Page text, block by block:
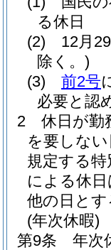
る休日
(2)
12月
除く。)
(3)
前2号
必要と認
2
休日が勤
を要しな
規定する
による休
他の日と
(年次休暇)
第9条
年次